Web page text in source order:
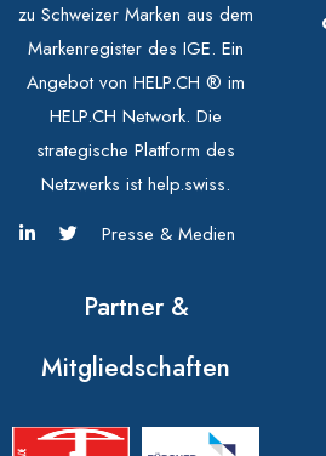
zu Schweizer Marken aus dem
Markenregister des IGE. Ein
Angebot von HELP.CH ® im
HELP.CH Network. Die
strategische Plattform des
Netzwerks ist help.swiss.
Presse & Medien
Partner &
Mitgliedschaften